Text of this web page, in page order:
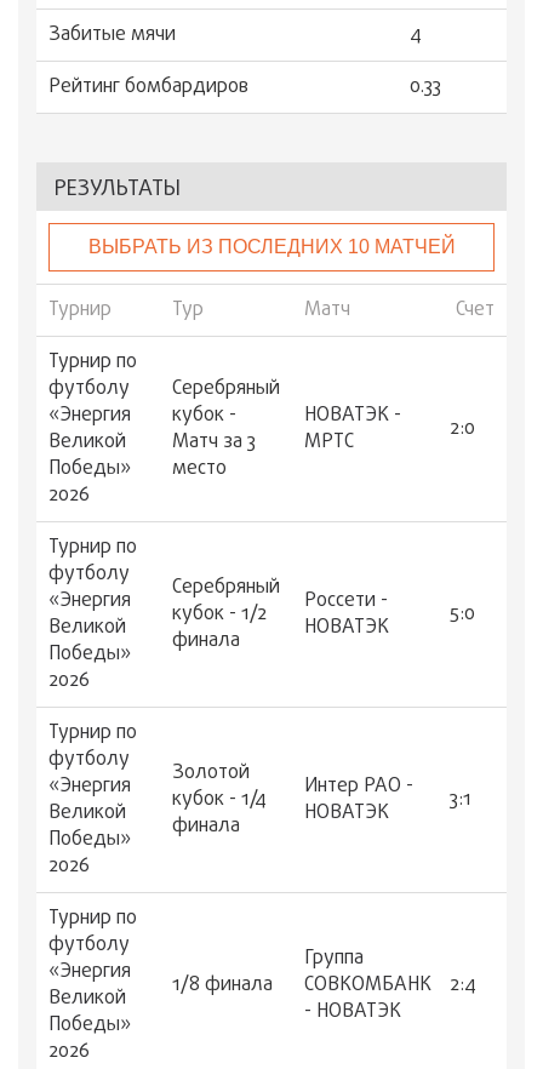
Забитые мячи
4
Рейтинг бомбардиров
0.33
РЕЗУЛЬТАТЫ
ВЫБРАТЬ ИЗ ПОСЛЕДНИХ 10 МАТЧЕЙ
Турнир Тур Матч
Счет
Турнир по
футболу
«Энергия
Великой
Победы»
2026
Серебряный
кубок -
Матч за 3
место
НОВАТЭК -
МРТС
2:0
Турнир по
футболу
«Энергия
Великой
Победы»
2026
Серебряный
кубок - 1/2
финала
Россети -
НОВАТЭК
5:0
Турнир по
футболу
«Энергия
Великой
Победы»
2026
Золотой
кубок - 1/4
финала
Интер РАО -
НОВАТЭК
3:1
Турнир по
футболу
«Энергия
Великой
Победы»
2026
1/8 финала
Группа
СОВКОМБАНК
- НОВАТЭК
2:4